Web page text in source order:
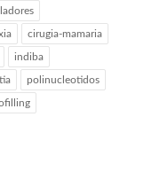
cirugia-mamaria
indiba
polinucleotidos